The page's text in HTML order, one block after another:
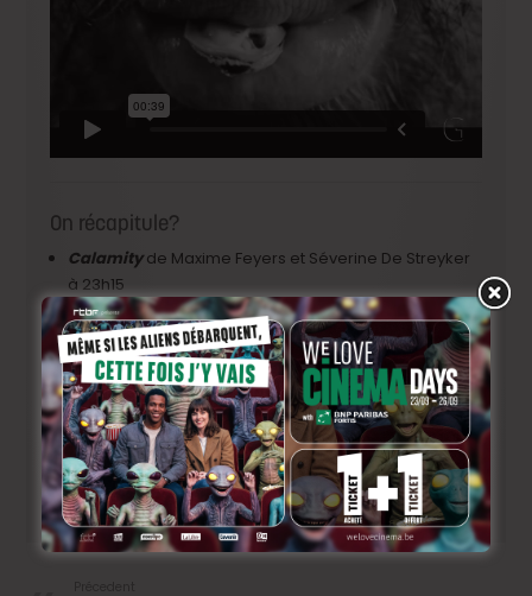
On récapitule?
Calamityde Maxime Feyers et Séverine De Streyker
à 23h15
Avec Thelmade Raphaël Balboni et Ann Sirot à
23h40
Le Lion et le Singede Benoît Feroumont à 23h55
Le Plombierde Xavier Seron et Méryl Fortunat-Rossi à
00h00